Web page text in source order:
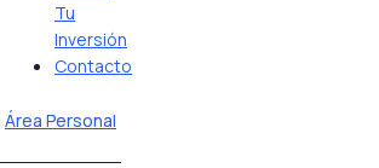
Tu
Inversión
Contacto
Área Personal